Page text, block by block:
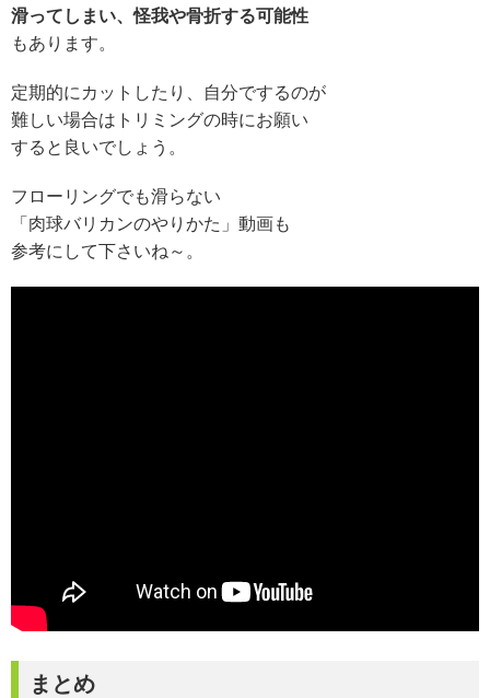
滑ってしまい、怪我や骨折する可能性
もあります。
定期的にカットしたり、自分でするのが
難しい場合はトリミングの時にお願い
すると良いでしょう。
フローリングでも滑らない
「肉球バリカンのやりかた」動画も
参考にして下さいね～。
まとめ